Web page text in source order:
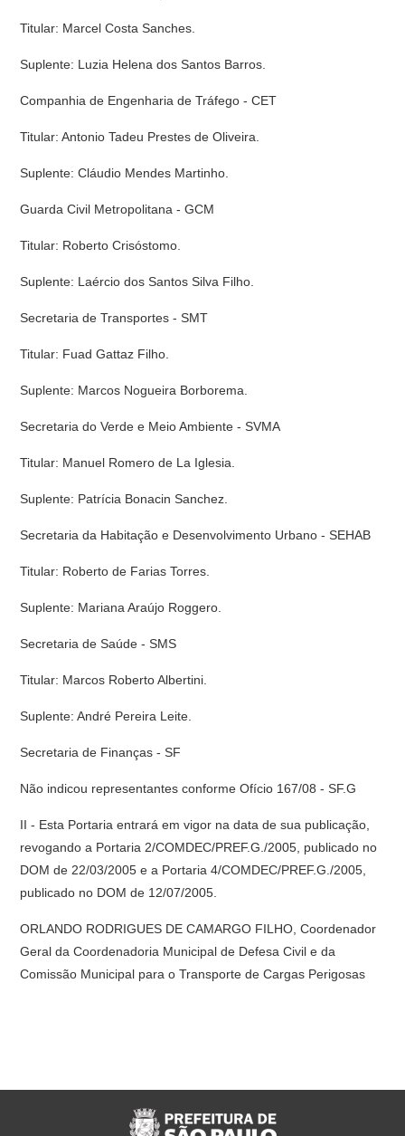
Titular: Marcel Costa Sanches.
Suplente: Luzia Helena dos Santos Barros.
Companhia de Engenharia de Tráfego - CET
Titular: Antonio Tadeu Prestes de Oliveira.
Suplente: Cláudio Mendes Martinho.
Guarda Civil Metropolitana - GCM
Titular: Roberto Crisóstomo.
Suplente: Laércio dos Santos Silva Filho.
Secretaria de Transportes - SMT
Titular: Fuad Gattaz Filho.
Suplente: Marcos Nogueira Borborema.
Secretaria do Verde e Meio Ambiente - SVMA
Titular: Manuel Romero de La Iglesia.
Suplente: Patrícia Bonacin Sanchez.
Secretaria da Habitação e Desenvolvimento Urbano - SEHAB
Titular: Roberto de Farias Torres.
Suplente: Mariana Araújo Roggero.
Secretaria de Saúde - SMS
Titular: Marcos Roberto Albertini.
Suplente: André Pereira Leite.
Secretaria de Finanças - SF
Não indicou representantes conforme Ofício 167/08 - SF.G
II - Esta Portaria entrará em vigor na data de sua publicação,
revogando a Portaria 2/COMDEC/PREF.G./2005, publicado no
DOM de 22/03/2005 e a Portaria 4/COMDEC/PREF.G./2005,
publicado no DOM de 12/07/2005.
ORLANDO RODRIGUES DE CAMARGO FILHO, Coordenador
Geral da Coordenadoria Municipal de Defesa Civil e da
Comissão Municipal para o Transporte de Cargas Perigosas